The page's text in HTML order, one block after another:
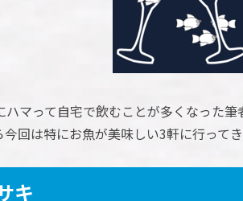
ハマって自宅で飲むことが多くなった
今回は特にお魚が美味しい3軒に行って
キ